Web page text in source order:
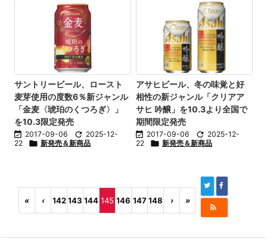
サントリービール、ロースト
麦芽使用の度数6％新ジャンル
「金麦〈琥珀のくつろぎ〉」
を10.3限定発売
 2017-09-06  2025-12-
22
 新発売＆新商品
アサヒビール、冬の味覚と好
相性の新ジャンル「クリアア
サヒ 吟醸」を10.3より全国で
期間限定発売
 2017-09-06  2025-12-
22
 新発売＆新商品
« ‹ 142 143 144 145 146 147 148 › »
